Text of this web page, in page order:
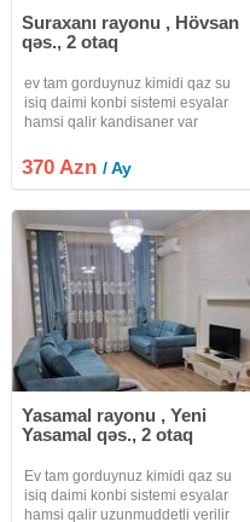
Suraxanı rayonu , Hövsan
qəs., 2 otaq
ev tam gorduynuz kimidi qaz su
isiq daimi konbi sistemi esyalar
hamsi qalir kandisaner var
370 Azn/ Ay
Yasamal rayonu , Yeni
Yasamal qəs., 2 otaq
Ev tam gorduynuz kimidi qaz su
isiq daimi konbi sistemi esyalar
hamsi qalir uzunmuddetli verilir